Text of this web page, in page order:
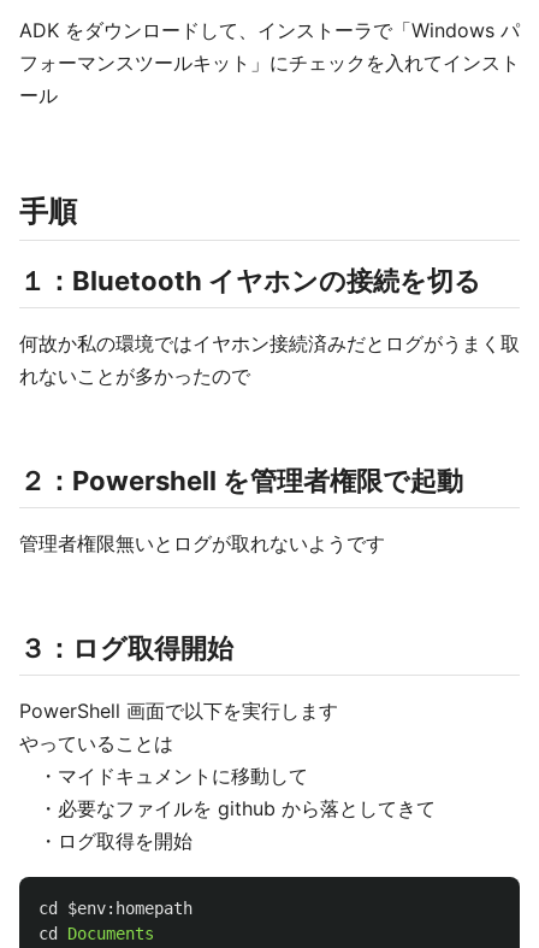
ADK をダウンロードして、インストーラで「Windows パ
フォーマンスツールキット」にチェックを入れてインスト
ール
手順
１：Bluetooth イヤホンの接続を切る
何故か私の環境ではイヤホン接続済みだとログがうまく取
れないことが多かったので
２：Powershell を管理者権限で起動
管理者権限無いとログが取れないようです
３：ログ取得開始
PowerShell 画面で以下を実行します
やっていることは
・マイドキュメントに移動して
・必要なファイルを github から落としてきて
・ログ取得を開始
cd $env: homepath
cd
Documents